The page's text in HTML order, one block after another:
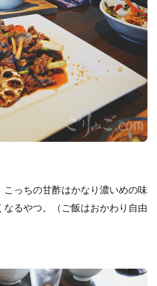
こっちの甘酢はかなり濃いめの味
なるやつ。（ご飯はおかわり自由